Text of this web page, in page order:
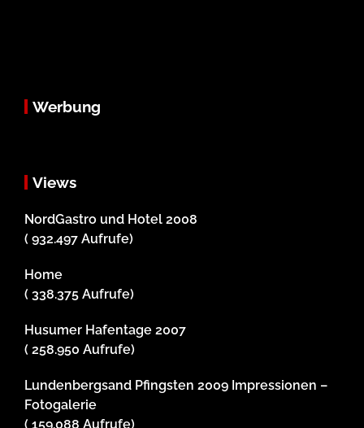
Werbung
Views
NordGastro und Hotel 2008
( 932.497 Aufrufe)
Home
( 338.375 Aufrufe)
Husumer Hafentage 2007
( 258.950 Aufrufe)
Lundenbergsand Pfingsten 2009 Impressionen –
Fotogalerie
( 159.088 Aufrufe)